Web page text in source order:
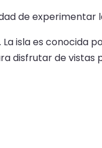
de experimentar
isla es conocida
disfrutar de vistas